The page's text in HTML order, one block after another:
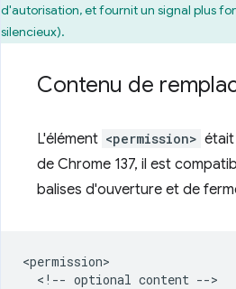
d'autorisation, et fournit un signal plus
silencieux).
Contenu de
L'élément <permission> était
de Chrome 137, il est
balises d'ouverture et de
<permission>
  <!-- optional content -->